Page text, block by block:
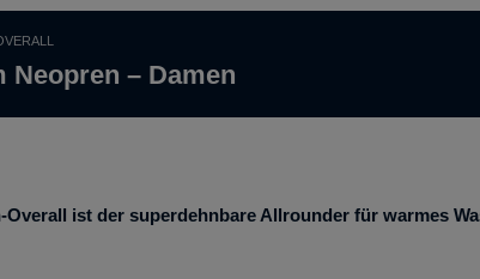
Neopren – Damen
Overall ist der superdehnbare Allrounder für warmes